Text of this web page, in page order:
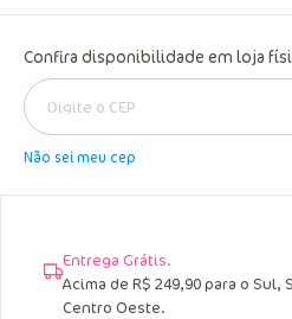
Confira disponibilidade em loja
Não sei meu cep
Entrega Grátis.
Acima de R$ 249,90 para o Sul,
Centro Oeste.